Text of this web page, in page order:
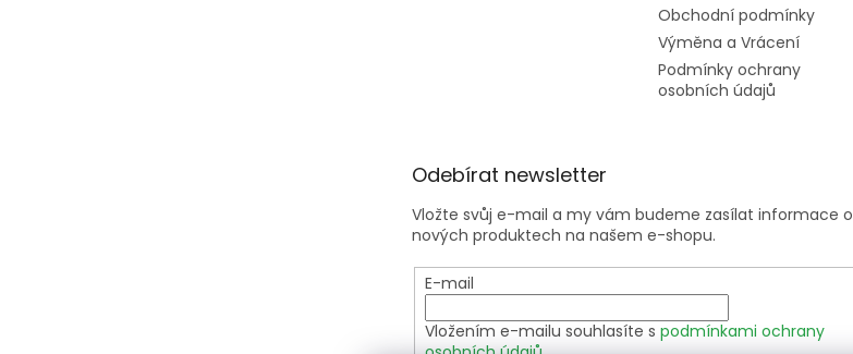
Obchodní podmínky
Výměna a Vrácení
Podmínky ochrany
osobních údajů
Odebírat newsletter
Vložte svůj e-mail a my vám budeme zasílat informace o
nových produktech na našem e-shopu.
E-mail
Vložením e-mailu souhlasíte s podmínkami ochrany